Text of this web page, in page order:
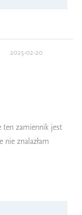
2025-02-20
ten zamiennik jest
nie znalazłam